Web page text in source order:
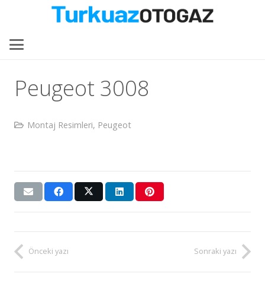
Peugeot 3008
Montaj Resimleri, Peugeot
Önceki yazı Sonraki yazı